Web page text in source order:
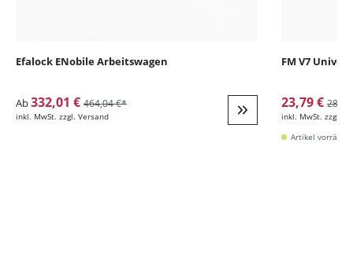
Efalock ENobile Arbeitswagen
Ab332,01 € 464,04 €*
inkl. MwSt. zzgl. Versand Weiter zur Detail
FM V7
23,79 €
inkl. MwSt. zzgl.
Artikel vorrätig